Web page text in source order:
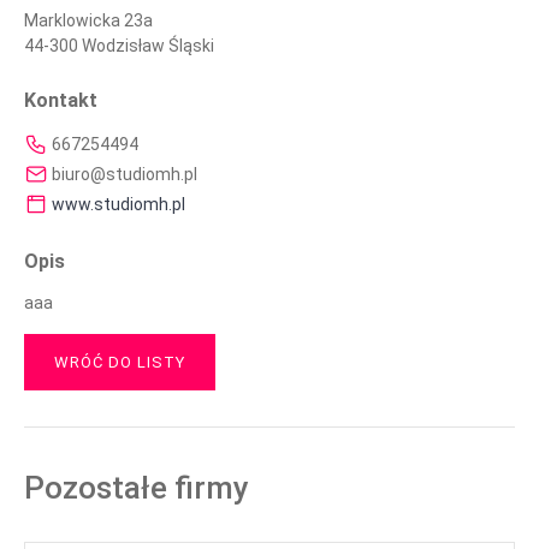
Marklowicka 23a
44-300 Wodzisław Śląski
Kontakt
667254494
biuro@studiomh.pl
www.studiomh.pl
Opis
aaa
WRÓĆ DO LISTY
Pozostałe firmy